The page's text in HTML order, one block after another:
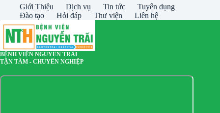
Giới Thiệu Dịch vụ Tin tức
Tuyển dụng
Đào tạo
Hỏi đáp Thư viện Liên hệ
BỆNH VIỆN NGUYỄN TRÃI
TẬN TÂM - CHUYÊN NGHIỆP